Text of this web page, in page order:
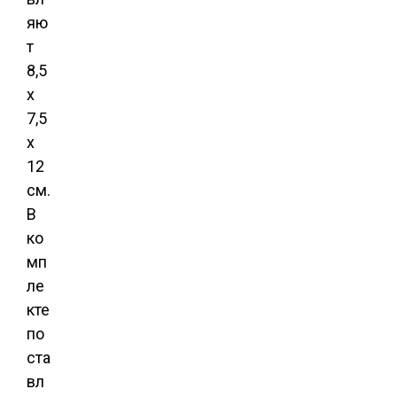
яю
т
8,5
х
7,5
х
12
см.
В
ко
мп
ле
кте
по
ста
вл